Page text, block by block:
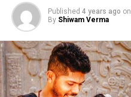
Published 4 years ago on
By Shiwam Verma